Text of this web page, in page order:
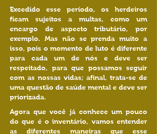
Excedido esse período, os herdeiros
ficam sujeitos a multas, como um
encargo de aspecto tributário, por
exemplo. Mas não se prenda muito a
isso, pois o momento de luto é diferente
para cada um de nós e deve ser
respeitado, para que possamos seguir
com as nossas vidas; afinal, trata-se de
uma questão de saúde mental e deve ser
priorizada.
Agora que você já conhece um pouco
do que é o inventário, vamos entender
as diferentes maneiras que esse